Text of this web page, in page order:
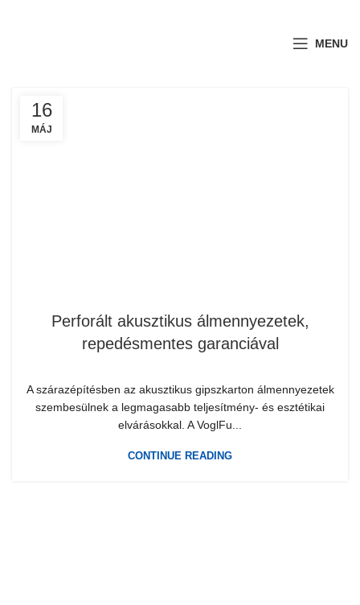
MENU
16
MÁJ
Perforált akusztikus álmennyezetek,
repedésmentes garanciával
A szárazépítésben az akusztikus gipszkarton álmennyezetek
szembesülnek a legmagasabb teljesítmény- és esztétikai
elvárásokkal. A VoglFu...
CONTINUE READING